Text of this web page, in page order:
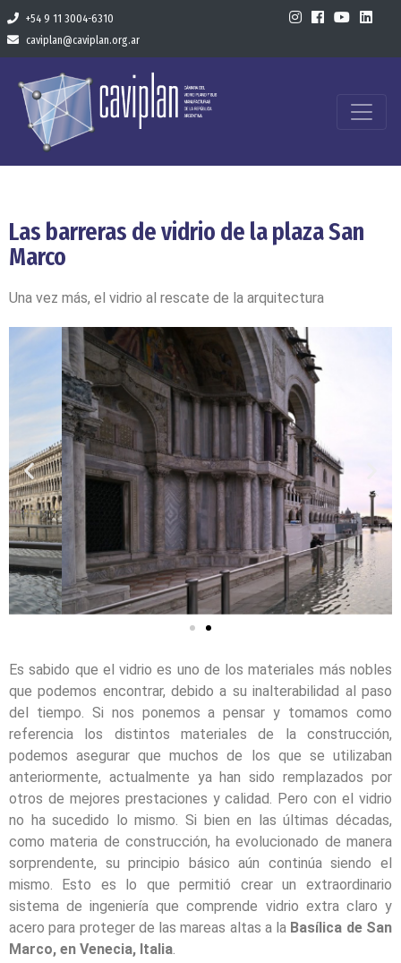
+54 9 11 3004-6310
caviplan@caviplan.org.ar
Las barreras de vidrio de la plaza San
Marco
Una vez más, el vidrio al rescate de la arquitectura
Es sabido que el vidrio es uno de los materiales más nobles
que podemos encontrar, debido a su inalterabilidad al paso
del tiempo. Si nos ponemos a pensar y tomamos como
referencia los distintos materiales de la construcción,
podemos asegurar que muchos de los que se utilizaban
anteriormente, actualmente ya han sido remplazados por
otros de mejores prestaciones y calidad. Pero con el vidrio
no ha sucedido lo mismo. Si bien en las últimas décadas,
como materia de construcción, ha evolucionado de manera
sorprendente, su principio básico aún continúa siendo el
mismo. Esto es lo que permitió crear un extraordinario
sistema de ingeniería que comprende vidrio extra claro y
acero para proteger de las mareas altas a la Basílica de San
Marco, en Venecia, Italia.